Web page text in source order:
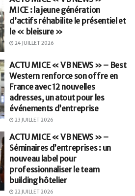
MICE : la jeune génération
d’actifs réhabilite le présentiel et
le « bleisure »
24 JUILLET 2026
ACTU MICE « VB NEWS » – Best
Western renforce son offre en
France avec 12 nouvelles
adresses, un atout pour les
événements d’entreprise
23 JUILLET 2026
ACTU MICE « VB NEWS » –
Séminaires d’entreprises : un
nouveau label pour
professionnaliser le team
building hôtelier
22 JUILLET 2026